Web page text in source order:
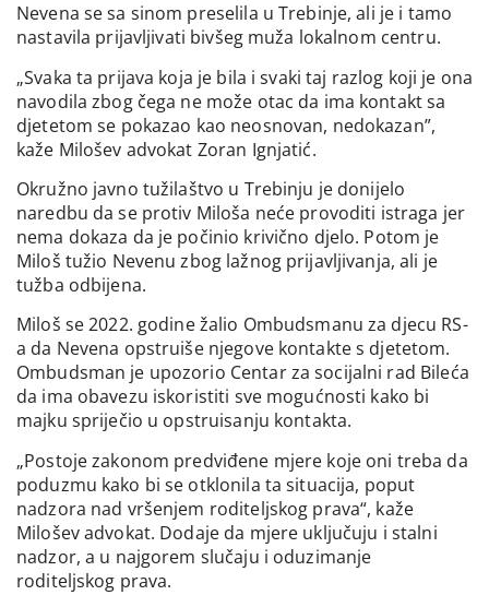
Nevena se sa sinom preselila u Trebinje, ali je i tamo
nastavila prijavljivati bivšeg muža lokalnom centru.
„Svaka ta prijava koja je bila i svaki taj razlog koji je ona
navodila zbog čega ne može otac da ima kontakt sa
djetetom se pokazao kao neosnovan, nedokazan”,
kaže Milošev advokat Zoran Ignjatić.
Okružno javno tužilaštvo u Trebinju je donijelo
naredbu da se protiv Miloša neće provoditi istraga jer
nema dokaza da je počinio krivično djelo. Potom je
Miloš tužio Nevenu zbog lažnog prijavljivanja, ali je
tužba odbijena.
Miloš se 2022. godine žalio Ombudsmanu za djecu RS-
a da Nevena opstruiše njegove kontakte s djetetom.
Ombudsman je upozorio Centar za socijalni rad Bileća
da ima obavezu iskoristiti sve mogućnosti kako bi
majku spriječio u opstruisanju kontakta.
„Postoje zakonom predviđene mjere koje oni treba da
poduzmu kako bi se otklonila ta situacija, poput
nadzora nad vršenjem roditeljskog prava“, kaže
Milošev advokat. Dodaje da mjere uključuju i stalni
nadzor, a u najgorem slučaju i oduzimanje
roditeljskog prava.